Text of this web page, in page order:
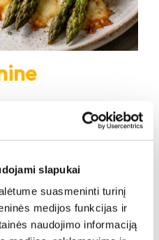
slapukai
suasmeninti turinį
medijos funkcijas ir
naudojimo informaciją
šoninės,
skonį.
sumedėjusius
vandenį ir